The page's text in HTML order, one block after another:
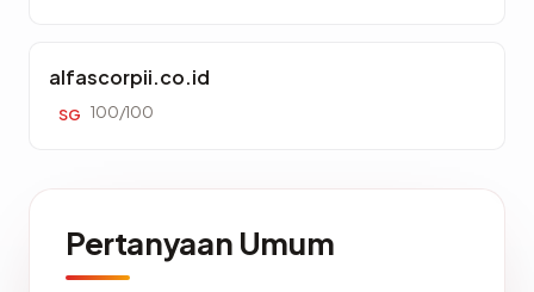
alfascorpii.co.id
SG 100/100
Pertanyaan Umum